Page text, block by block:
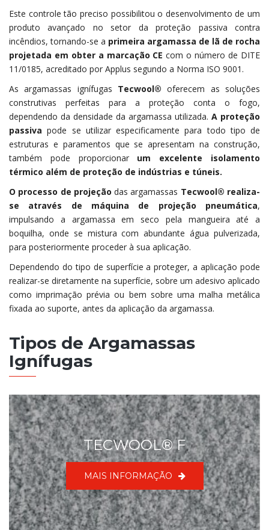
Este controle tão preciso possibilitou o desenvolvimento de um
produto avançado no setor da proteção passiva contra
incêndios, tornando-se a primeira argamassa de lã de rocha
projetada em obter a marcação CE com o número de DITE
11/0185, acreditado por Applus segundo a Norma ISO 9001.
As argamassas ignífugas Tecwool® oferecem as soluções
construtivas perfeitas para a proteção conta o fogo,
dependendo da densidade da argamassa utilizada. A proteção
passiva pode se utilizar especificamente para todo tipo de
estruturas e paramentos que se apresentam na construção,
também pode proporcionar um excelente isolamento
térmico além de proteção de indústrias e túneis.
O processo de projeção das argamassas Tecwool® realiza-
se através de máquina de projeção pneumática,
impulsando a argamassa em seco pela mangueira até a
boquilha, onde se mistura com abundante água pulverizada,
para posteriormente proceder à sua aplicação.
Dependendo do tipo de superfície a proteger, a aplicação pode
realizar-se diretamente na superfície, sobre um adesivo aplicado
como imprimação prévia ou bem sobre uma malha metálica
fixada ao suporte, antes da aplicação da argamassa.
Tipos de Argamassas
Ignífugas
TECWOOL® F
MAIS INFORMAÇÃO